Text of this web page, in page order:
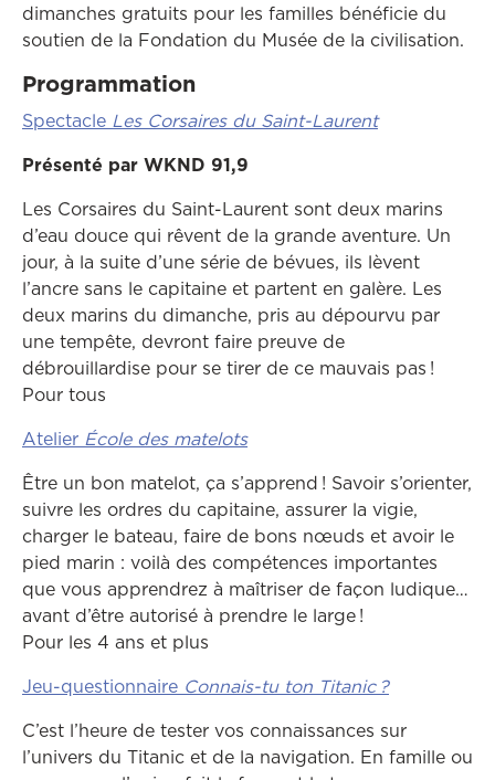
dimanches gratuits pour les familles bénéficie du
soutien de la Fondation du Musée de la civilisation.
Programmation
Spectacle Les Corsaires du Saint-Laurent
Présenté par WKND 91,9
Les Corsaires du Saint-Laurent sont deux marins
d’eau douce qui rêvent de la grande aventure. Un
jour, à la suite d’une série de bévues, ils lèvent
l’ancre sans le capitaine et partent en galère. Les
deux marins du dimanche, pris au dépourvu par
une tempête, devront faire preuve de
débrouillardise pour se tirer de ce mauvais pas !
Pour tous
Atelier École des matelots
Être un bon matelot, ça s’apprend ! Savoir s’orienter,
suivre les ordres du capitaine, assurer la vigie,
charger le bateau, faire de bons nœuds et avoir le
pied marin : voilà des compétences importantes
que vous apprendrez à maîtriser de façon ludique…
avant d’être autorisé à prendre le large !
Pour les 4 ans et plus
Jeu-questionnaire Connais-tu ton Titanic ?
C’est l’heure de tester vos connaissances sur
l’univers du Titanic et de la navigation. En famille ou